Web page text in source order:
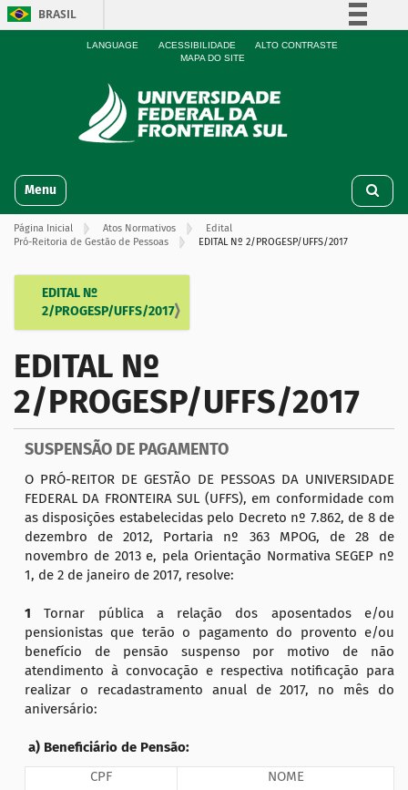
BRASIL
Simplifique!
Participe
Acesso à informação
LANGUAGE ACESSIBILIDADE
ALTO CONTRASTE
MAPA DO SITE
v
Toggle navigation
Página Inicial Atos Normativos
Edital
Pró-Reitoria de Gestão de Pessoas
EDITAL Nº 2/PROGESP/UFFS/2017
e
g
a
ç
ã
o
EDITAL Nº
2/PROGESP/UFFS/2017
EDITAL Nº
2/PROGESP/UFFS/2017
SUSPENSÃO DE PAGAMENTO
O PRÓ-REITOR DE GESTÃO DE PESSOAS DA UNIVERSIDADE
FEDERAL DA FRONTEIRA SUL (UFFS), em conformidade com
as disposições estabelecidas pelo Decreto nº 7.862, de 8 de
dezembro de 2012, Portaria nº 363 MPOG, de 28 de
novembro de 2013 e, pela Orientação Normativa SEGEP nº
1, de 2 de janeiro de 2017, resolve:
1Tornar pública a relação dos aposentados e/ou
pensionistas que terão o pagamento do provento e/ou
benefício de pensão suspenso por motivo de não
atendimento à convocação e respectiva notificação para
realizar o recadastramento anual de 2017, no mês do
aniversário:
a) Beneficiário de Pensão:
CPF
NOME